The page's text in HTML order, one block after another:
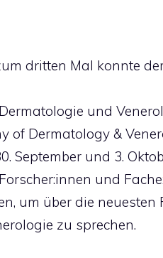
dritten Mal konnte
und
of Dermatology &
September und 3.
und
um über die neuesten
zu sprechen.